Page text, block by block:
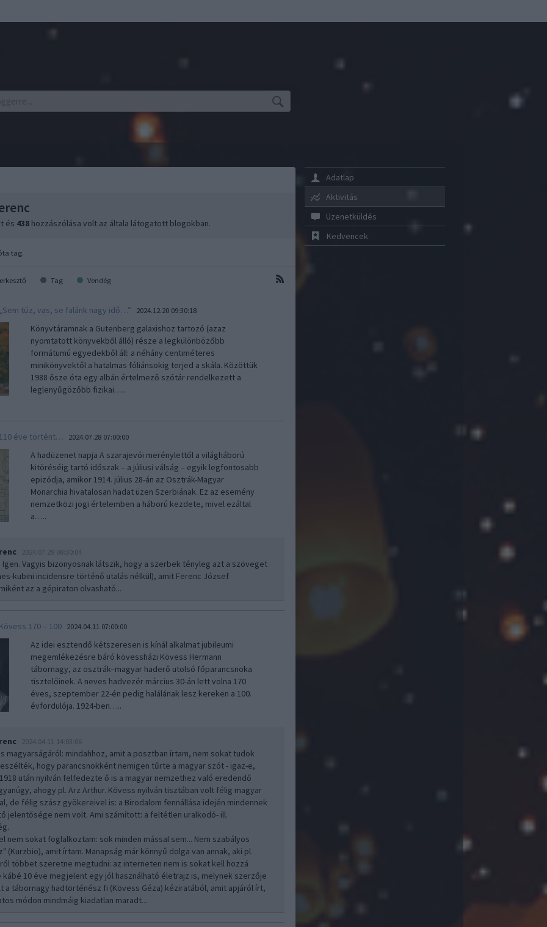
és 438 hozzászólása volt az általa látogatott blogokban.
tag.
Tag Vendég
„Sem tűz, vas, se falánk nagy idő…” 2024.12.20 09:30:18
Könyvtáramnak a Gutenberg galaxishoz tartozó (azaz
nyomtatott könyvekből álló) része a legkülönbözőbb
formátumú egyedekből áll: a néhány centiméteres
minikönyvektől a hatalmas fóliánsokig terjed a skála. Közöttük
1988 ősze óta egy albán értelmező szótár rendelkezett a
leglenyűgözőbb fizikai…..
110 éve történt… 2024.07.28 07:00:00
A hadüzenet napja A szarajevói merénylettől a világháború
kitöréséig tartó időszak – a júliusi válság – egyik legfontosabb
epizódja, amikor 1914. július 28-án az Osztrák-Magyar
Monarchia hivatalosan hadat üzen Szerbiának. Ez az esemény
nemzetközi jogi értelemben a háború kezdete, mivel ezáltal
a…..
2024.07.29 08:30:04
: Igen. Vagyis bizonyosnak látszik, hogy a szerbek tényleg azt a szöveget
kubini incidensre történő utalás nélkül), amit Ferenc József
az a gépiraton olvasható...
Kövess 170 – 100 2024.04.11 07:00:00
Az idei esztendő kétszeresen is kínál alkalmat jubileumi
megemlékezésre báró kövessházi Kövess Hermann
tábornagy, az osztrák–magyar haderő utolsó főparancsnoka
tisztelőinek. A neves hadvezér március 30-án lett volna 170
éves, szeptember 22-én pedig halálának lesz kereken a 100.
évfordulója. 1924-ben…..
2024.04.11 14:03:06
magyarságáról: mindahhoz, amit a posztban írtam, nem sokat tudok
hogy parancsnokként nemigen tűrte a magyar szót - igaz-e,
után nyilván felfedezte ő is a magyar nemzethez való eredendő
ahogy pl. Arz Arthur. Kövess nyilván tisztában volt félig magyar
de félig szász gyökereivel is: a Birodalom fennállása idején mindennek
jelentősége nem volt. Ami számított: a feltétlen uralkodó- ill.
nem sokat foglalkoztam: sok minden mással sem... Nem szabályos
(Kurzbio), amit írtam. Manapság már könnyű dolga van annak, aki pl.
többet szeretne megtudni: az interneten nem is sokat kell hozzá
kábé 10 éve megjelent egy jól használható életrajz is, melynek szerzője
a tábornagy hadtörténész fi (Kövess Géza) kéziratából, amit apjáról írt,
módon mindmáig kiadatlan maradt...
Adatlap
Aktivitás
Üzenetküldés
Kedvencek